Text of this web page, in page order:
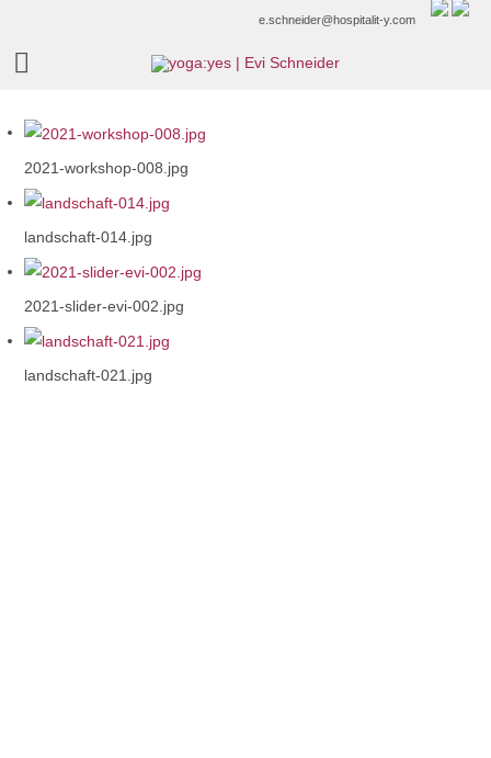
e.schneider@hospitalit-y.com
2021-workshop-008.jpg
landschaft-014.jpg
2021-slider-evi-002.jpg
landschaft-021.jpg